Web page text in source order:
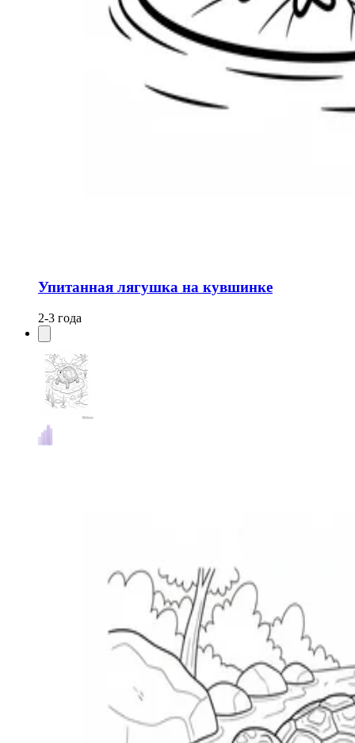
Упитанная лягушка на кувшинке
2-3 года